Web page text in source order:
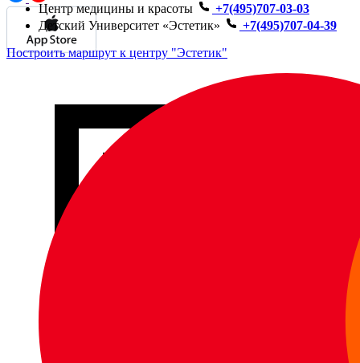
Центр медицины и красоты
+7(495)707-03-03
Детский Университет «Эстетик»
+7(495)707-04-39
Построить маршрут к центру "Эстетик"